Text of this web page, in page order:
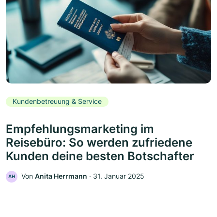
Kundenbetreuung & Service
Empfehlungsmarketing im
Reisebüro: So werden zufriedene
Kunden deine besten Botschafter
AH Von Anita Herrmann ‧ 31. Januar 2025